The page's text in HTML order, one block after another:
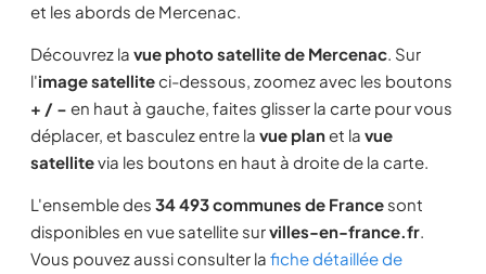
et les abords de Mercenac.
Découvrez la vue photo satellite de Mercenac. Sur
l'image satelliteci-dessous, zoomez avec les boutons
+ / − en haut à gauche, faites glisser la carte pour vous
déplacer, et basculez entre la vue planet la vue
satellitevia les boutons en haut à droite de la carte.
L'ensemble des 34 493 communes de France sont
disponibles en vue satellite survilles-en-france.fr.
Vous pouvez aussi consulter la fiche détaillée de